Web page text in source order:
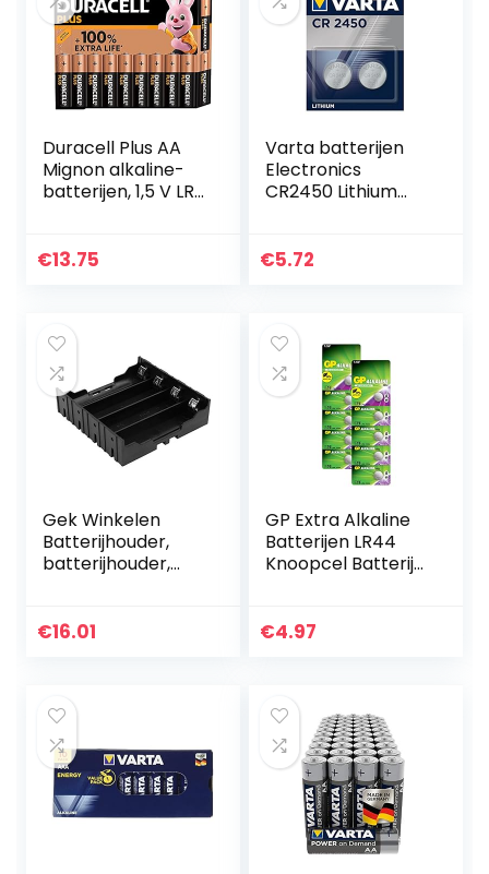
Duracell Plus AA
Mignon alkaline-
batterijen, 1,5 V LR6
€13.75
Varta batterijen
Electronics
CR2450 Lithium
stuks knoopcellen
€5.72
Gek Winkelen
Batterijhouder,
batterijhouder,
lichtgewicht
€16.01
GP Extra Alkaline
Batterijen LR44
Knoopcel Batterij
€4.97